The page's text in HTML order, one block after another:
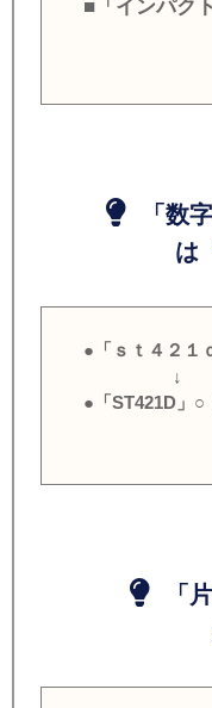
■「インパク
「数字
は「
●「ｓｔ４２１
↓
●「ST421D」○
「片